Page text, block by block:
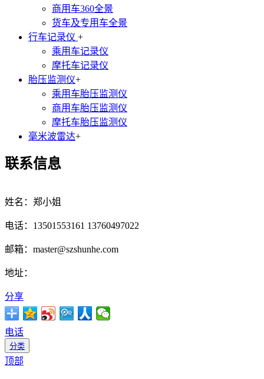
商用车360全景
货车及专用车全景
行车记录仪 +
乘用车记录仪
摩托车记录仪
胎压监测仪+
乘用车胎压监测仪
商用车胎压监测仪
摩托车胎压监测仪
毫米波雷达+
联系信息
姓名：郑小姐
电话：13501553161 13760497022
邮箱：master@szshunhe.com
地址：
分享
电话
分类
顶部